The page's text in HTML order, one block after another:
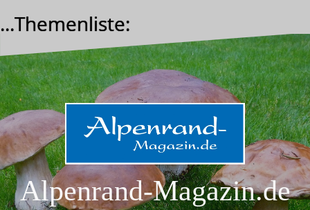
Inhalt
...Themenliste:
Alpenrand-Magazin.de